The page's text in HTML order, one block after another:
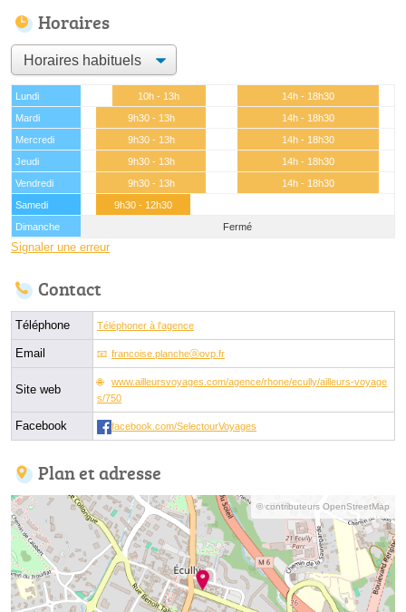
Horaires
Lundi 10h - 13h
14h - 18h30
Mardi
9h30 - 13h
14h - 18h30
Mercredi
9h30 - 13h
14h - 18h30
Jeudi
9h30 - 13h
14h - 18h30
Vendredi
9h30 - 13h
14h - 18h30
Samedi
9h30 - 12h30
Dimanche
Fermé
Signaler une erreur
Contact
Téléphone Téléphoner à l'agence
Email francoise.plancheⓐovp.fr
Site web
www.ailleursvoyages.com/agence/rhone/ecully/ailleurs-voyage
s/750
Facebook facebook.com/SelectourVoyages
Plan et adresse
© contributeurs OpenStreetMap